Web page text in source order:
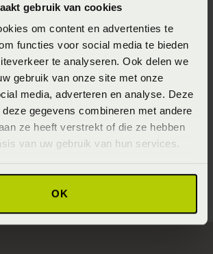
gebruik van cookies
om content en advertenties te
functies voor social media te bieden
te analyseren. Ook delen we
gebruik van onze site met onze
media, adverteren en analyse. Deze
gegevens combineren met andere
ze heeft verstrekt of die ze hebben
van uw gebruik van hun services.
OK